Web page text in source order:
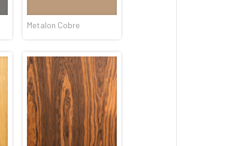
Metalon Cobre